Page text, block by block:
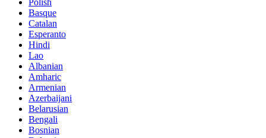
Polish
Basque
Catalan
Esperanto
Hindi
Lao
Albanian
Amharic
Armenian
Azerbaijani
Belarusian
Bengali
Bosnian